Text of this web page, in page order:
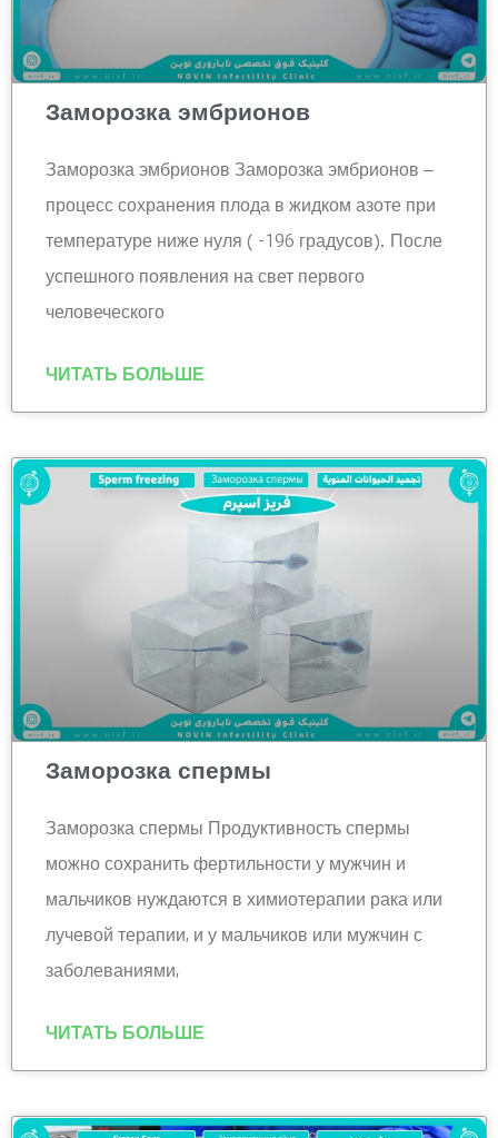
Заморозка эмбрионов
Заморозка эмбрионов Заморозка эмбрионов –
процесс сохранения плода в жидком азоте при
температуре ниже нуля ( -196 градусов). После
успешного появления на свет первого
человеческого
ЧИТАТЬ БОЛЬШЕ
Заморозка спермы
Заморозка спермы Продуктивность спермы
можно сохранить фертильности у мужчин и
мальчиков нуждаются в химиотерапии рака или
лучевой терапии, и у мальчиков или мужчин с
заболеваниями,
ЧИТАТЬ БОЛЬШЕ